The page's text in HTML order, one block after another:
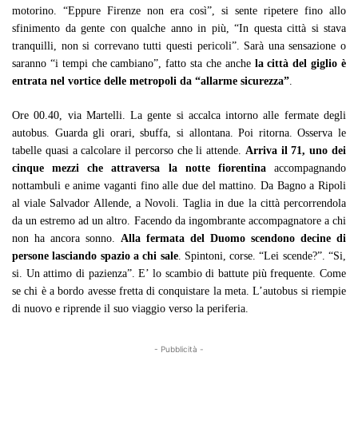
motorino. “Eppure Firenze non era così”, si sente ripetere fino allo
sfinimento da gente con qualche anno in più, “In questa città si stava
tranquilli, non si correvano tutti questi pericoli”. Sarà una sensazione o
saranno “i tempi che cambiano”, fatto sta che anche la città del giglio è
entrata nel vortice delle metropoli da “allarme sicurezza”.
Ore 00.40, via Martelli. La gente si accalca intorno alle fermate degli
autobus. Guarda gli orari, sbuffa, si allontana. Poi ritorna. Osserva le
tabelle quasi a calcolare il percorso che li attende. Arriva il 71, uno dei
cinque mezzi che attraversa la notte fiorentinaaccompagnando
nottambuli e anime vaganti fino alle due del mattino. Da Bagno a Ripoli
al viale Salvador Allende, a Novoli. Taglia in due la città percorrendola
da un estremo ad un altro. Facendo da ingombrante accompagnatore a chi
non ha ancora sonno. Alla fermata del Duomo scendono decine di
persone lasciando spazio a chi sale. Spintoni, corse. “Lei scende?”. “Si,
si. Un attimo di pazienza”. E’ lo scambio di battute più frequente. Come
se chi è a bordo avesse fretta di conquistare la meta. L’autobus si riempie
di nuovo e riprende il suo viaggio verso la periferia.
- Pubblicità -